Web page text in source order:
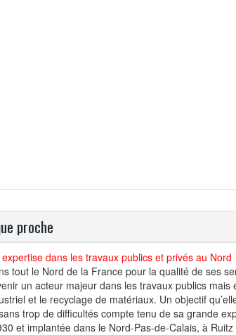
proche
dans les travaux publics et privés au Nord
tout le Nord de la France pour la qualité de ses
un acteur majeur dans les travaux publics
et le recyclage de matériaux. Un objectif
trop de difficultés compte tenu de sa grande
et implantée dans le Nord-Pas-de-Calais, à